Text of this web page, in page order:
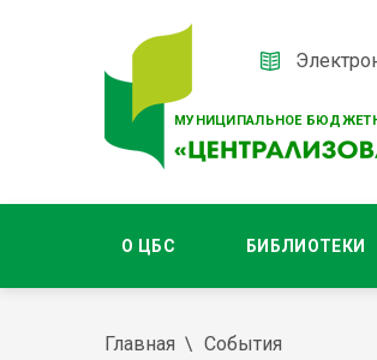
МУНИЦИПАЛЬНОЕ
О ЦБС БИБЛИОТЕКИ
Главная События